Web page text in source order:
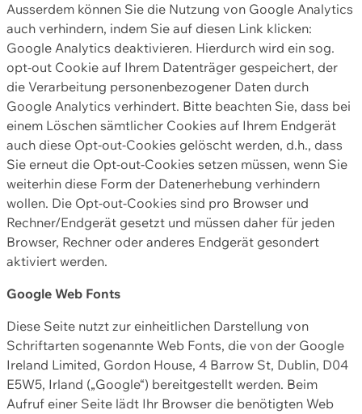
Ausserdem können Sie die Nutzung von Google Analytics
auch verhindern, indem Sie auf diesen Link klicken:
Google Analytics deaktivieren. Hierdurch wird ein sog.
opt-out Cookie auf Ihrem Datenträger gespeichert, der
die Verarbeitung personenbezogener Daten durch
Google Analytics verhindert. Bitte beachten Sie, dass bei
einem Löschen sämtlicher Cookies auf Ihrem Endgerät
auch diese Opt-out-Cookies gelöscht werden, d.h., dass
Sie erneut die Opt-out-Cookies setzen müssen, wenn Sie
weiterhin diese Form der Datenerhebung verhindern
wollen. Die Opt-out-Cookies sind pro Browser und
Rechner/Endgerät gesetzt und müssen daher für jeden
Browser, Rechner oder anderes Endgerät gesondert
aktiviert werden.
Google Web Fonts
Diese Seite nutzt zur einheitlichen Darstellung von
Schriftarten sogenannte Web Fonts, die von der Google
Ireland Limited, Gordon House, 4 Barrow St, Dublin, D04
E5W5, Irland („Google“) bereitgestellt werden. Beim
Aufruf einer Seite lädt Ihr Browser die benötigten Web